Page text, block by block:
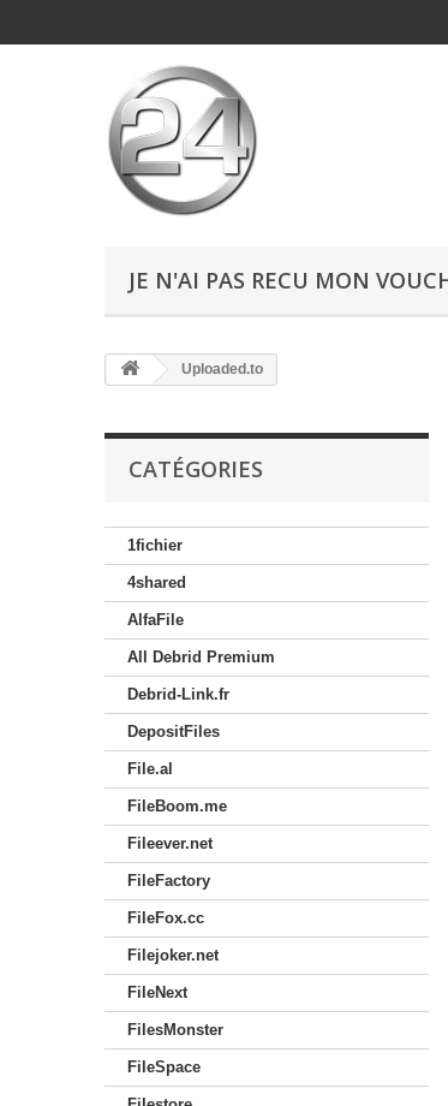
JE N'AI PAS RECU MON
Uploaded.to
CATÉGORIES
1fichier
4shared
AlfaFile
All Debrid Premium
Debrid-Link.fr
DepositFiles
File.al
FileBoom.me
Fileever.net
FileFactory
FileFox.cc
Filejoker.net
FileNext
FilesMonster
FileSpace